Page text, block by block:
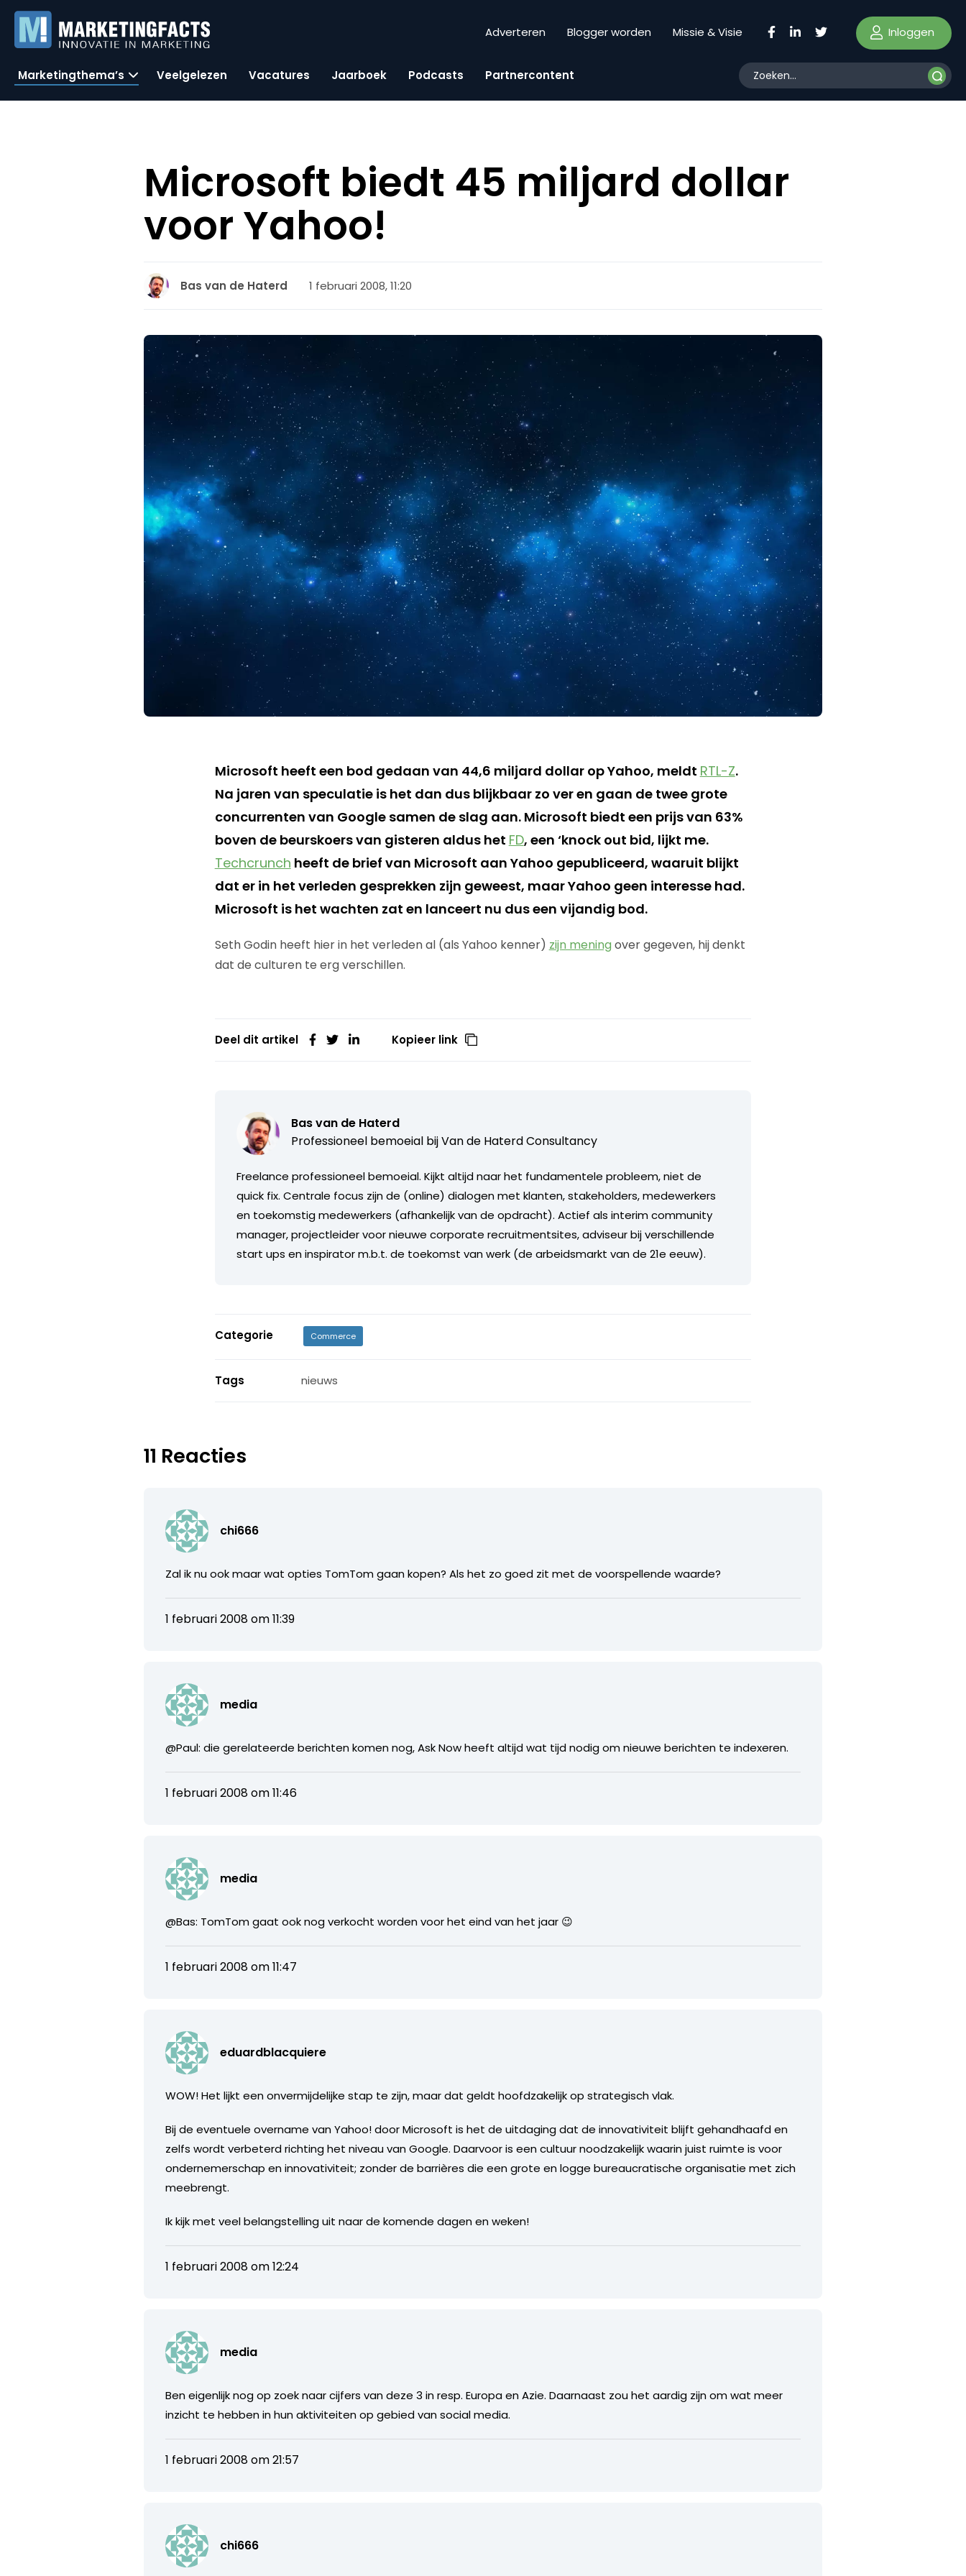
Adverteren Blogger worden Missie & Visie Inloggen
Marketingthema’s Veelgelezen Vacatures Jaarboek Podcasts Partnercontent
Microsoft biedt 45 miljard dollar
voor Yahoo!
Bas van de Haterd 1 februari 2008, 11:20
Microsoft heeft een bod gedaan van 44,6 miljard dollar op Yahoo, meldt RTL-Z.
Na jaren van speculatie is het dan dus blijkbaar zo ver en gaan de twee grote
concurrenten van Google samen de slag aan. Microsoft biedt een prijs van 63%
boven de beurskoers van gisteren aldus het FD, een ‘knock out bid, lijkt me.
Techcrunch heeft de brief van Microsoft aan Yahoo gepubliceerd, waaruit blijkt
dat er in het verleden gesprekken zijn geweest, maar Yahoo geen interesse had.
Microsoft is het wachten zat en lanceert nu dus een vijandig bod.
Seth Godin heeft hier in het verleden al (als Yahoo kenner) zijn mening over gegeven, hij denkt
dat de culturen te erg verschillen.
Deel dit artikel Kopieer link
Bas van de Haterd
Professioneel bemoeial bijVan de Haterd Consultancy
Freelance professioneel bemoeial. Kijkt altijd naar het fundamentele probleem, niet de
quick fix. Centrale focus zijn de (online) dialogen met klanten, stakeholders, medewerkers
en toekomstig medewerkers (afhankelijk van de opdracht). Actief als interim community
manager, projectleider voor nieuwe corporate recruitmentsites, adviseur bij verschillende
start ups en inspirator m.b.t. de toekomst van werk (de arbeidsmarkt van de 21e eeuw).
Categorie Commerce
Tags nieuws
11 Reacties
chi666
Zal ik nu ook maar wat opties TomTom gaan kopen? Als het zo goed zit met de voorspellende waarde?
1 februari 2008 om 11:39
media
@Paul: die gerelateerde berichten komen nog, Ask Now heeft altijd wat tijd nodig om nieuwe berichten te indexeren.
1 februari 2008 om 11:46
media
@Bas: TomTom gaat ook nog verkocht worden voor het eind van het jaar 😉
1 februari 2008 om 11:47
eduardblacquiere
WOW! Het lijkt een onvermijdelijke stap te zijn, maar dat geldt hoofdzakelijk op strategisch vlak.
Bij de eventuele overname van Yahoo! door Microsoft is het de uitdaging dat de innovativiteit blijft gehandhaafd en
zelfs wordt verbeterd richting het niveau van Google. Daarvoor is een cultuur noodzakelijk waarin juist ruimte is voor
ondernemerschap en innovativiteit; zonder de barrières die een grote en logge bureaucratische organisatie met zich
meebrengt.
Ik kijk met veel belangstelling uit naar de komende dagen en weken!
1 februari 2008 om 12:24
media
Ben eigenlijk nog op zoek naar cijfers van deze 3 in resp. Europa en Azie. Daarnaast zou het aardig zijn om wat meer
inzicht te hebben in hun aktiviteiten op gebied van social media.
1 februari 2008 om 21:57
chi666